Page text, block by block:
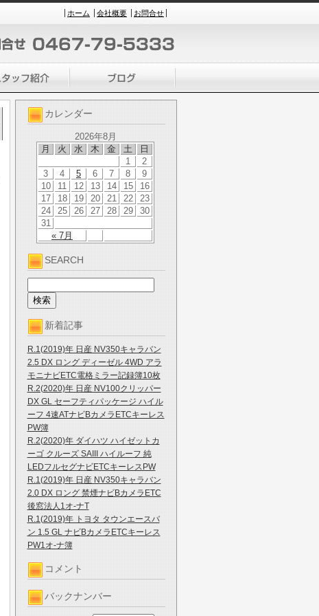
ホーム 会社概要 お問合せ
カレンダー
2026年8月
月
火 水 木 金 土 日
« 7月
1
2
3
4 5 6 7 8
9
10
11 12 13 14 15
16
17
18 19 20 21 22
23
24
25 26 27 28 29
30
31
SEARCH
新着記事
R.1(2019)年 日産 NV350キャラバン
2.5 DX ロング ディーゼル 4WD アラ
モニナビETC電格ミラー記録簿10枚
R.2(2020)年 日産 NV100クリッパー
DX GL セーフティパッケージ ハイル
ーフ 4速ATナビBカメラETCキーレス
PW簿
R.2(2020)年 ダイハツ ハイゼットカ
ーゴ クルーズ SAIII ハイルーフ 純
LEDフルセグナビETCキーレスPW
R.1(2019)年 日産 NV350キャラバン
2.0 DX ロング 禁煙ナビBカメラETC
後窓法人1オ-ナT
R.1(2019)年 トヨタ タウンエースバ
ン 1.5 GL ナビBカメラETCキーレス
PW1オ-ナ簿
コメント
バックナンバー